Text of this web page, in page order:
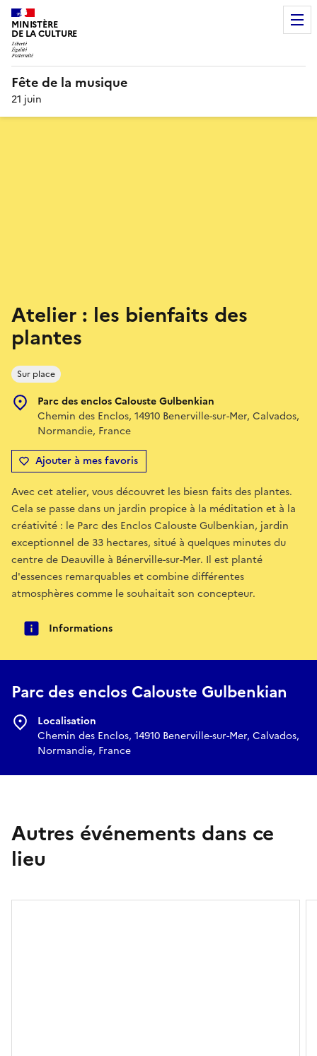
MINISTÈRE
DE LA CULTURE
Fête de la musique
21 juin
Atelier : les bienfaits des
plantes
Sur place
Parc des enclos Calouste Gulbenkian
Chemin des Enclos, 14910 Benerville-sur-Mer, Calvados,
Normandie, France
Ajouter à mes favoris
Avec cet atelier, vous découvret les biesn faits des plantes.
Cela se passe dans un jardin propice à la méditation et à la
créativité : le Parc des Enclos Calouste Gulbenkian, jardin
exceptionnel de 33 hectares, situé à quelques minutes du
centre de Deauville à Bénerville-sur-Mer. Il est planté
d'essences remarquables et combine différentes
atmosphères comme le souhaitait son concepteur.
Informations
Parc des enclos Calouste Gulbenkian
Localisation
Chemin des Enclos, 14910 Benerville-sur-Mer, Calvados,
Normandie, France
Autres événements dans ce
lieu